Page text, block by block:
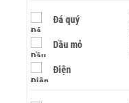
Đá quý
Dầu mỏ
Điện